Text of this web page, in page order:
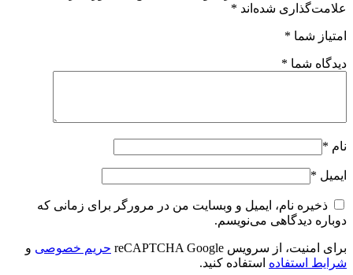
علامت‌گذاری شده‌اند *
امتیاز شما *
دیدگاه شما *
نام *
ایمیل *
ذخیره نام، ایمیل و وبسایت من در مرورگر برای زمانی که
دوباره دیدگاهی می‌نویسم.
برای امنیت، از سرویس reCAPTCHA Google حریم خصوصی و
شرایط استفاده استفاده کنید.